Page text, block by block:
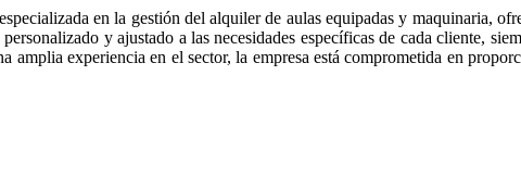
en la gestión del alquiler de aulas equipadas y maquinaria,
y ajustado a las necesidades específicas de cada cliente,
amplia experiencia en el sector, la empresa está comprometida en